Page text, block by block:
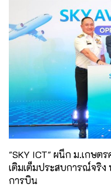
"SKY ICT" ผนึก ม.เกษตร
เติมเต็มประสบการณ์จริ
การบิน